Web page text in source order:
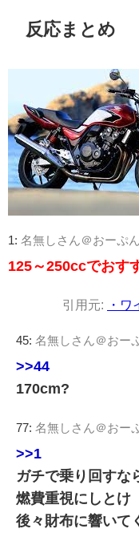
反応まとめ
1: 名無しさん＠おーぷん
125～250ccでおす
引用元: ・
45: 名無しさん＠おー
>>44
170cm?
77: 名無しさん＠おー
>>1
ガチで乗り回す
燃費重視にしと
後々財布に響いて